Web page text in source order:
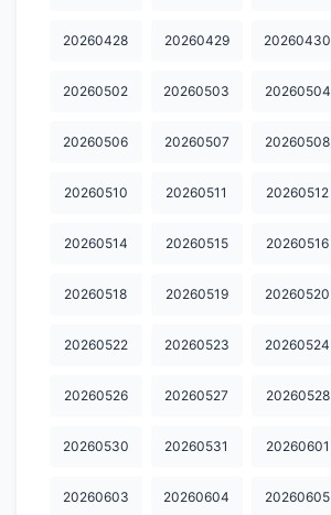
20260428 20260429 20260430
20260502 20260503 20260504
20260506 20260507 20260508
20260510 20260511 20260512
20260514 20260515 20260516
20260518 20260519 20260520
20260522 20260523 20260524
20260526 20260527 20260528
20260530 20260531 20260601
20260603 20260604 20260605